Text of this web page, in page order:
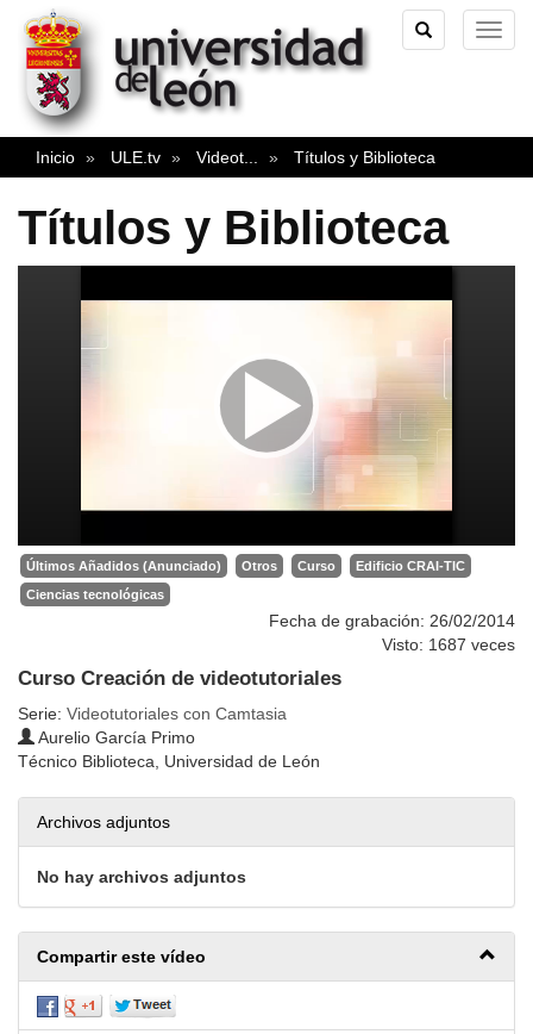
TOGGLE
SEARCH
Inicio ULE.tv Videot Títulos y Biblioteca
Títulos y Biblioteca
Últimos Añadidos (Anunciado) Otros Curso
Edificio CRAI-TIC
Ciencias tecnológicas
Fecha de grabación: 26/02/2014
Visto: 1687 veces
Curso Creación de videotutoriales
Serie: Videotutoriales con Camtasia
Aurelio García Primo
Técnico Biblioteca, Universidad de León
Archivos adjuntos
No hay archivos adjuntos
Compartir este vídeo